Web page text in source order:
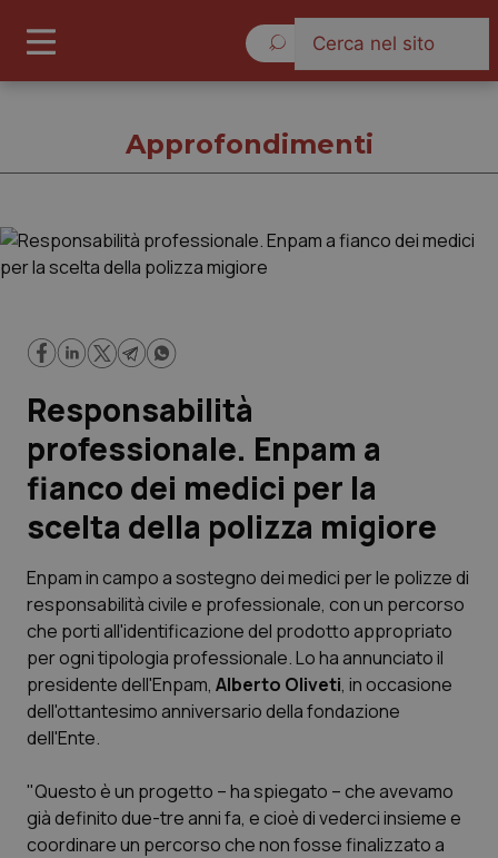
Governo e Parlamento
Regioni e Asl
Lavoro e Professioni
Studi e Analisi
Lettere al direttore
Edizioni Regionali
QS Pro
Professionisti Sanitari.AI
Approfondimenti
Responsabilità
professionale. Enpam a
fianco dei medici per la
scelta della polizza migiore
Enpam in campo a sostegno dei medici per le polizze di
responsabilità civile e professionale, con un percorso
che porti all'identificazione del prodotto appropriato
per ogni tipologia professionale. Lo ha annunciato il
presidente dell'Enpam, Alberto Oliveti, in occasione
dell'ottantesimo anniversario della fondazione
dell'Ente.
"Questo è un progetto – ha spiegato – che avevamo
già definito due-tre anni fa, e cioè di vederci insieme e
coordinare un percorso che non fosse finalizzato a